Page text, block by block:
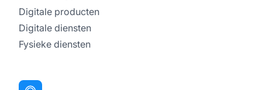
Digitale producten
Digitale diensten
Fysieke diensten